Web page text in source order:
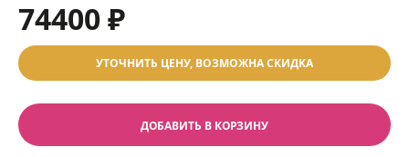
74400 ₽
УТОЧНИТЬ ЦЕНУ, ВОЗМОЖНА СКИДКА
ДОБАВИТЬ В КОРЗИНУ